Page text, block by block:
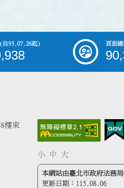
(自93.07.26起) 頁面
樓東
小 中 大
本網站由臺北市政府法務
更新日期： 115.08.06